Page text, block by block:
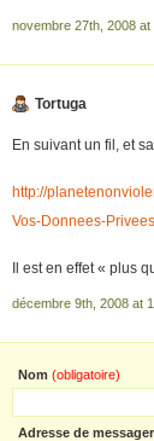
novembre 27th, 2008 at
Tortuga
En suivant un fil, et
http://
Vos-Donnees-
Il est en effet « plus
décembre 9th, 2008 at
Nom (obligatoire)
Adresse de